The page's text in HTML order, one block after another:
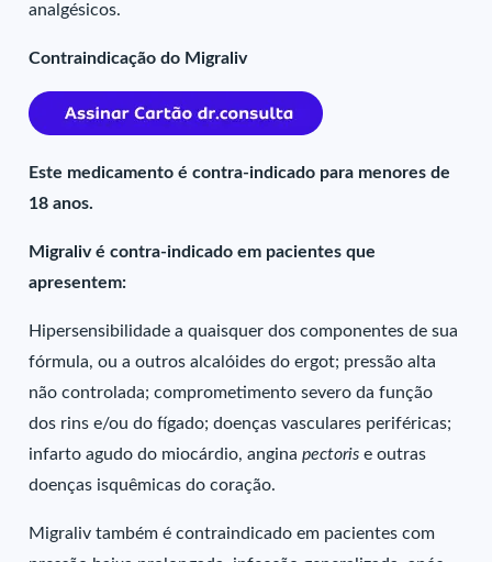
analgésicos.
Contraindicação do Migraliv
Este medicamento é contra-indicado para menores de
18 anos.
Migraliv é contra-indicado em pacientes que
apresentem:
Hipersensibilidade a quaisquer dos componentes de sua
fórmula, ou a outros alcalóides do ergot; pressão alta
não controlada; comprometimento severo da função
dos rins e/ou do fígado; doenças vasculares periféricas;
infarto agudo do miocárdio, anginapectorise outras
doenças isquêmicas do coração.
Migraliv também é contraindicado em pacientes com